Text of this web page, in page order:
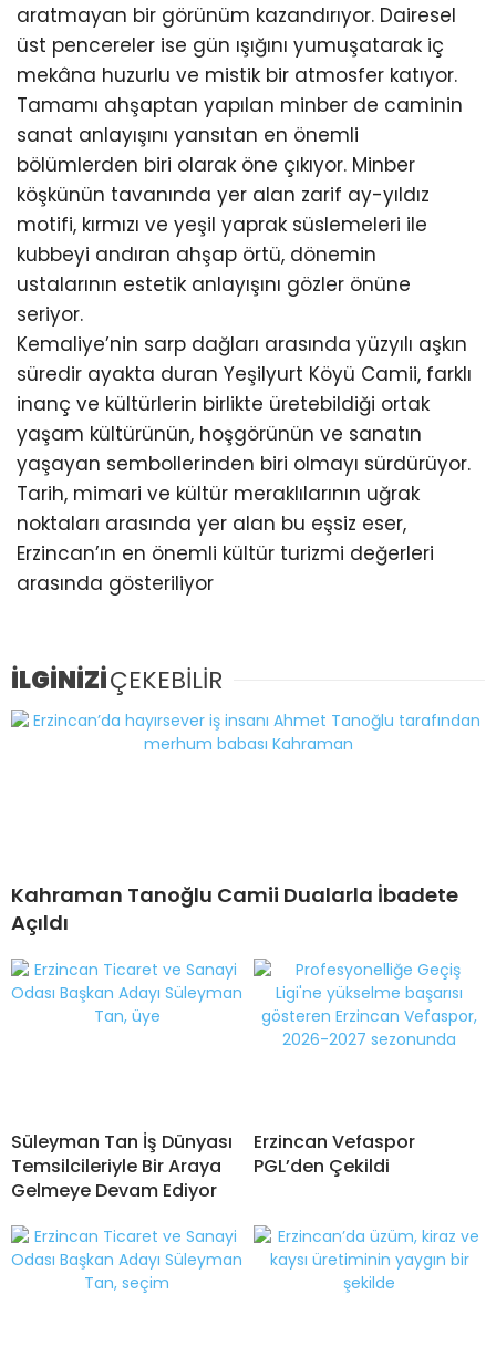
aratmayan bir görünüm kazandırıyor. Dairesel
üst pencereler ise gün ışığını yumuşatarak iç
mekâna huzurlu ve mistik bir atmosfer katıyor.
Tamamı ahşaptan yapılan minber de caminin
sanat anlayışını yansıtan en önemli
bölümlerden biri olarak öne çıkıyor. Minber
köşkünün tavanında yer alan zarif ay-yıldız
motifi, kırmızı ve yeşil yaprak süslemeleri ile
kubbeyi andıran ahşap örtü, dönemin
ustalarının estetik anlayışını gözler önüne
seriyor.
Kemaliye’nin sarp dağları arasında yüzyılı aşkın
süredir ayakta duran Yeşilyurt Köyü Camii, farklı
inanç ve kültürlerin birlikte üretebildiği ortak
yaşam kültürünün, hoşgörünün ve sanatın
yaşayan sembollerinden biri olmayı sürdürüyor.
Tarih, mimari ve kültür meraklılarının uğrak
noktaları arasında yer alan bu eşsiz eser,
Erzincan’ın en önemli kültür turizmi değerleri
arasında gösteriliyor
İLGİNİZİÇEKEBİLİR
Kahraman Tanoğlu Camii Dualarla İbadete
Açıldı
Süleyman Tan İş Dünyası
Temsilcileriyle Bir Araya
Gelmeye Devam Ediyor
Erzincan Vefaspor
PGL’den Çekildi